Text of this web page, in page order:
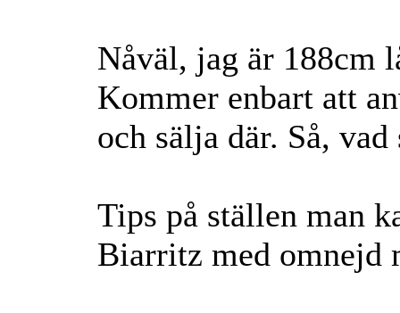
Nåväl, jag är 188cm
Kommer enbart att
och sälja där. Så, vad
Tips på ställen man
Biarritz med omnejd